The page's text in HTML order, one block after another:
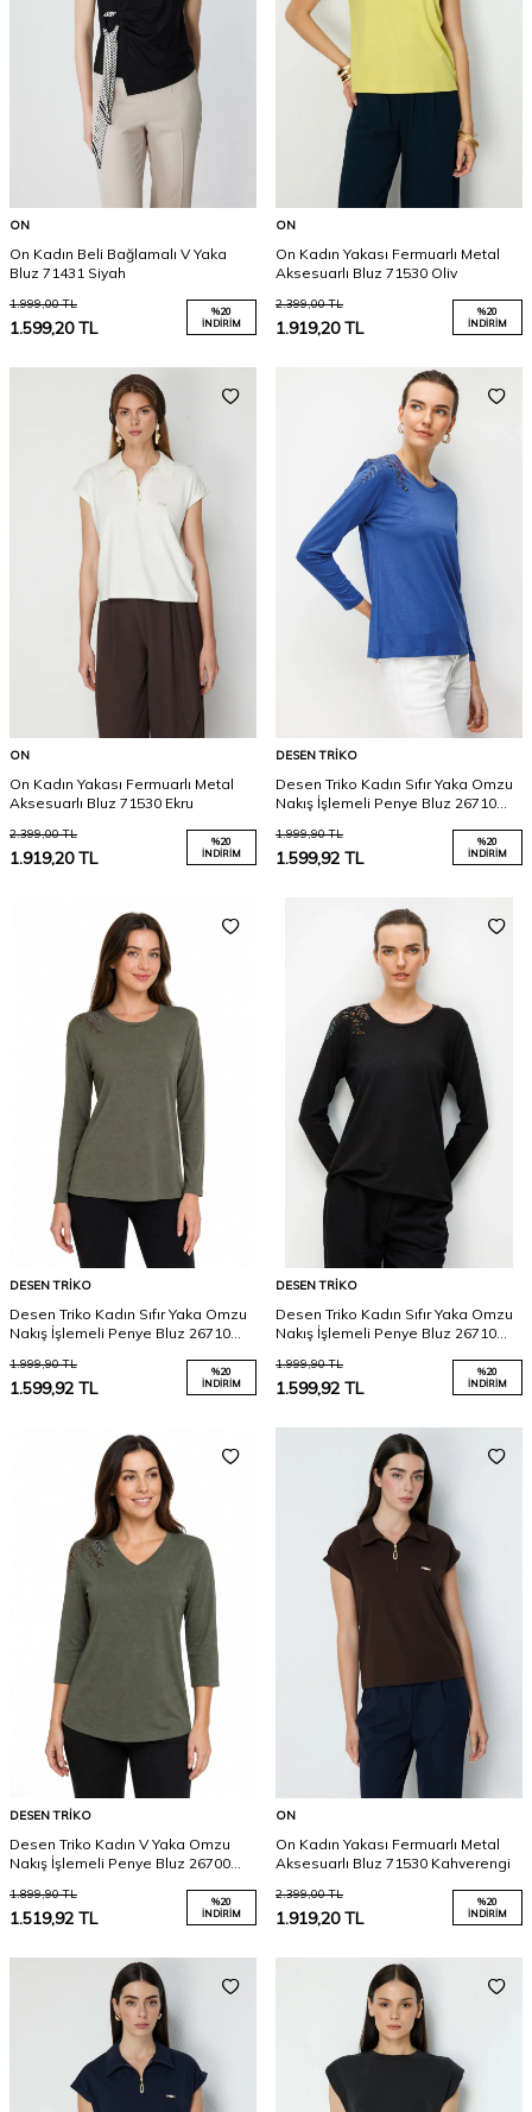
ON
On Kadın Beli Bağlamalı V Yaka
Bluz 71431 Siyah
1.999,00TL
1.599,20TL
%20
İNDIRIM
ON
On Kadın Yakası Fermuarlı Metal
Aksesuarlı Bluz 71530 Oliv
2.399,00TL
1.919,20TL
%20
İNDIRIM
ON
On Kadın Yakası Fermuarlı Metal
Aksesuarlı Bluz 71530 Ekru
2.399,00TL
1.919,20TL
%20
İNDIRIM
DESEN TRIKO
Desen Triko Kadın Sıfır Yaka Omzu
Nakış İşlemeli Penye Bluz 26710
1.999,90TL
1.599,92 TL
%20
İNDIRIM
DESEN TRIKO
Desen Triko Kadın Sıfır Yaka Omzu
Nakış İşlemeli Penye Bluz 26710
1.999,90TL
1.599,92 TL
%20
İNDIRIM
DESEN TRIKO
Desen Triko Kadın Sıfır Yaka Omzu
Nakış İşlemeli Penye Bluz 26710
1.999,90TL
1.599,92 TL
%20
İNDIRIM
DESEN TRIKO
Desen Triko Kadın V Yaka Omzu
Nakış İşlemeli Penye Bluz 26700
1.899,90TL
1.519,92 TL
%20
İNDIRIM
ON
On Kadın Yakası Fermuarlı Metal
Aksesuarlı Bluz 71530 Kahverengi
2.399,00TL
1.919,20TL
%20
İNDIRIM